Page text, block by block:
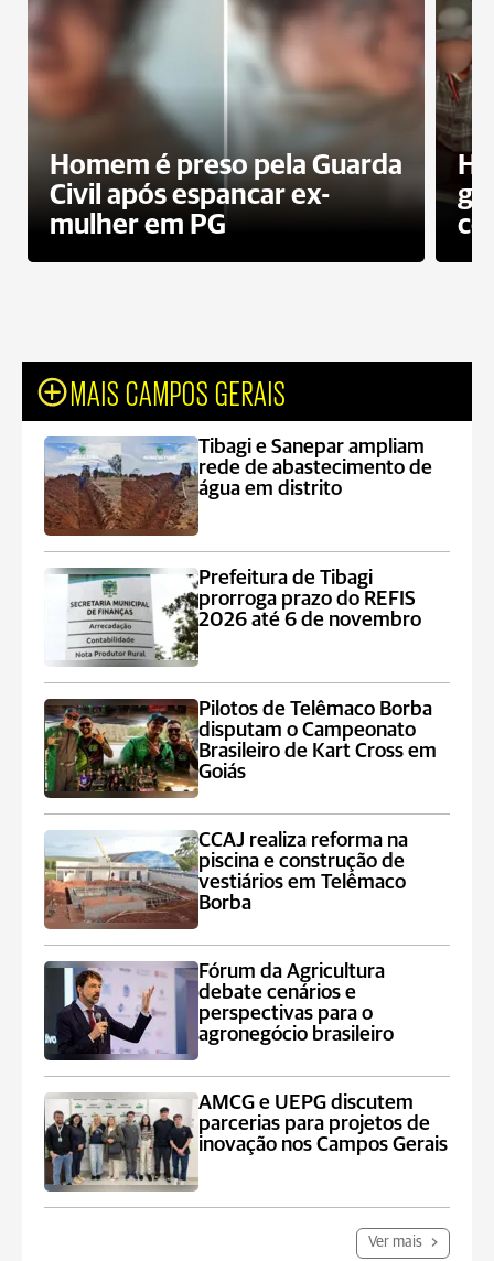
Homem é preso pela Guarda
Civil após espancar ex-
mulher em PG
MAIS CAMPOS GERAIS
Tibagi e Sanepar ampliam
rede de abastecimento de
água em distrito
Prefeitura de Tibagi
prorroga prazo do REFIS
2026 até 6 de novembro
Pilotos de Telêmaco Borba
disputam o Campeonato
Brasileiro de Kart Cross em
Goiás
CCAJ realiza reforma na
piscina e construção de
vestiários em Telêmaco
Borba
Fórum da Agricultura
debate cenários e
perspectivas para o
agronegócio brasileiro
AMCG e UEPG discutem
parcerias para projetos de
inovação nos Campos Gerais
Ver mais